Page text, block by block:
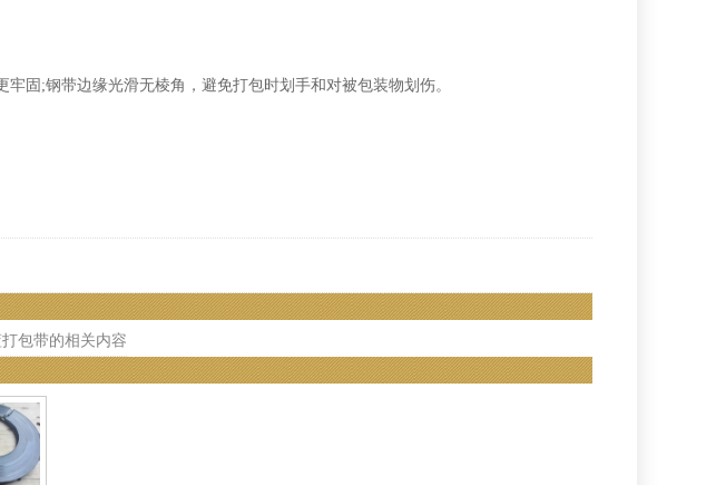
;钢带边缘光滑无棱角，避免打包时划手和对被包装物划伤。
包带的相关内容